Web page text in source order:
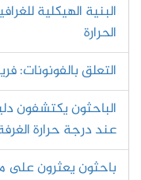
البنية الهيكلية
الحرارة
التعلق بالفونونات:
الباحثون يكتشفون
عند درجة حرارة
باحثون يعثرون على